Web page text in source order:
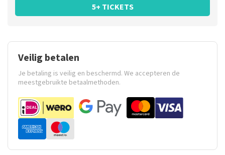
5+ TICKETS
Veilig betalen
Je betaling is veilig en beschermd. We accepteren de
meestgebruikte betaalmethoden.